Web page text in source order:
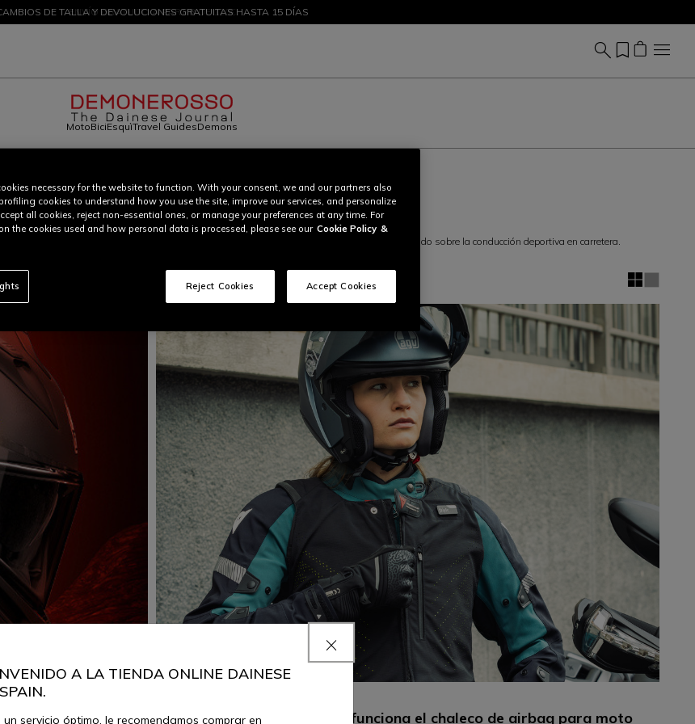
DESCUENTOS DE HASTA EL 50 % – ¡COMPRA AHORA
DE TALLA Y DEVOLUCIONES GRATUITAS HASTA 15 DÍAS
MotoBiciEsquìTravel GuidesDemons
CATEGORÍA
Sport
una fusión entre técnica, rendimiento y conocimiento del entorno. Aquí encontrarás todo sobre la conducción deportiva en carretera.
Touring
Dainese Smart Air: ¿cómo funciona el chaleco de airbag para moto
A LA TIENDA ONLINE DAINESE
un servicio óptimo, le recomendamos comprar en
necessary for the website to function. With your consent, we and our partners also
cookies to understand how you use the site, improve our services, and personalize
all cookies, reject non-essential ones, or manage your preferences at any time. For
the cookies used and how personal data is processed, please see our Cookie Policy &
Reject Cookies Accept Cookies